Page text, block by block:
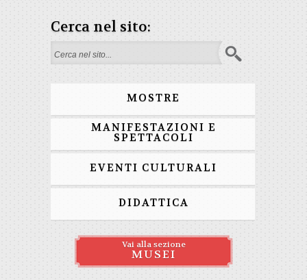
Cerca nel sito:
Form di ricerca
MOSTRE
MANIFESTAZIONI E
SPETTACOLI
EVENTI CULTURALI
DIDATTICA
Vai alla sezione
MUSEI